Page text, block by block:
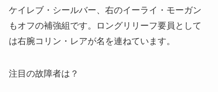
ケイレブ・シールバー、右のイーライ・モーガン
もオフの補強組です。ロングリリーフ要員として
は右腕コリン・レアが名を連ねています。
注目の故障者は？